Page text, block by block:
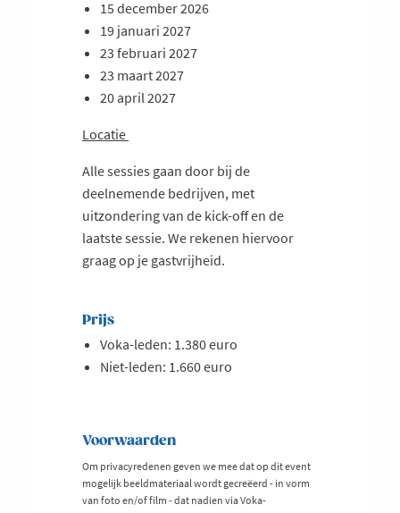
15 december 2026
19 januari 2027
23 februari 2027
23 maart 2027
20 april 2027
Locatie
Alle sessies gaan door bij de
deelnemende bedrijven, met
uitzondering van de kick-off en de
laatste sessie. We rekenen hiervoor
graag op je gastvrijheid.
Prijs
Voka-leden: 1.380 euro
Niet-leden: 1.660 euro
Voorwaarden
Om privacyredenen geven we mee dat op dit event
mogelijk beeldmateriaal wordt gecreëerd - in vorm
van foto en/of film - dat nadien via Voka-